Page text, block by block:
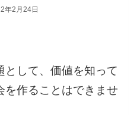
年2月24日
として、価値を知って
を作ることはできませ